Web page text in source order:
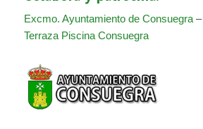
Excmo. Ayuntamiento de Consuegra–
Terraza Piscina Consuegra